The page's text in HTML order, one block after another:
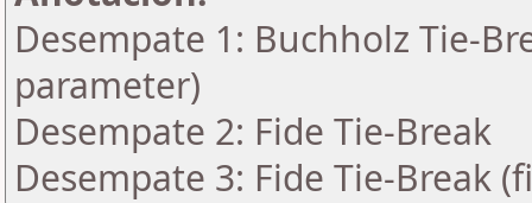
Desempate 1: Buchholz Tie-
parameter)
Desempate 2: Fide Tie-Break
Desempate 3: Fide Tie-Break